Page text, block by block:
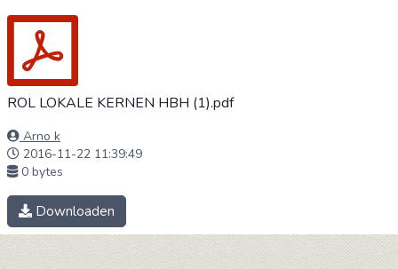
ROL LOKALE KERNEN HBH (1).pdf
Arno k
2016-11-22 11:39:49
0 bytes
Downloaden